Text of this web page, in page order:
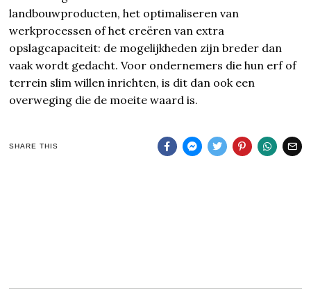
landbouwproducten, het optimaliseren van
werkprocessen of het creëren van extra
opslagcapaciteit: de mogelijkheden zijn breder dan
vaak wordt gedacht. Voor ondernemers die hun erf of
terrein slim willen inrichten, is dit dan ook een
overweging die de moeite waard is.
SHARE THIS